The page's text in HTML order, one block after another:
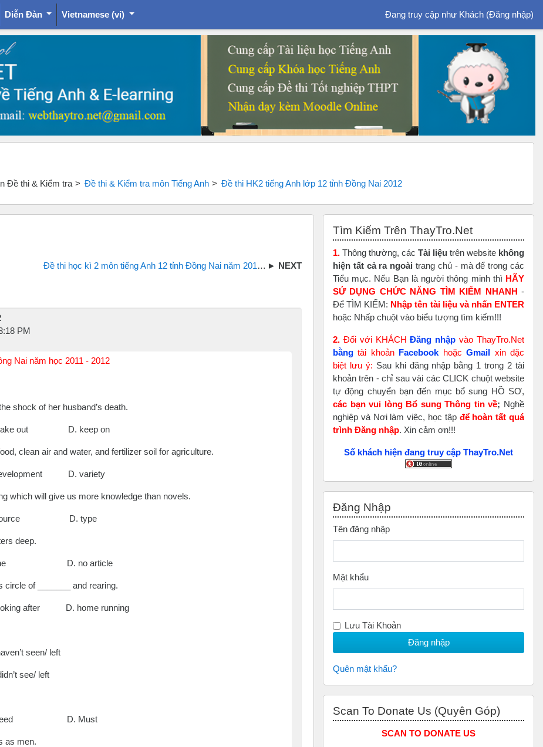
Diễn Đàn Vietnamese ‎(vi)‎ Đang truy cập như Khách (Đăng nhập)
Đề thi & Kiểm tra Đề thi & Kiểm tra môn Tiếng Anh Đề thi HK2 tiếng Anh lớp 12 tỉnh Đồng Nai 2012
Đề thi học kì 2 môn tiếng Anh 12 tỉnh Đồng Nai năm 2017
PM
Nai năm học 2011 - 2012
shock of her husband’s death.
out D. keep on
clean air and water, and fertilizer soil for agriculture.
D. variety
which will give us more knowledge than novels.
D. type
deep.
no article
circle of _______ and rearing.
after D. home running
seen/ left
left
D. Must
as men.
Tìm Kiếm Trên ThayTro.Net
1. Thông thường, các Tài liệu trên website không
hiện tất cả ra ngoài trang chủ - mà để trong các
Tiểu mục. Nếu Bạn là người thông minh thì HÃY
SỬ DỤNG CHỨC NĂNG TÌM KIẾM NHANH -
Để TÌM KIẾM: Nhập tên tài liệu và nhấn ENTER
hoặc Nhấp chuột vào biểu tượng tìm kiếm!!!
2. Đối với KHÁCHĐăng nhập vào ThayTro.Net
bằng tài khoản Facebook hoặcGmail xin đặc
biệt lưu ý: Sau khi đăng nhập bằng 1 trong 2 tài
khoản trên - chỉ sau vài các CLICK chuột website
tự động chuyển bạn đến mục bổ sung HỒ SƠ,
các bạn vui lòng Bổ sung Thông tin về; Nghề
nghiệp và Nơi làm việc, học tập để hoàn tấtquá
trình Đăng nhập. Xin cảm ơn!!!
Số khách hiện đang truy cập ThayTro.Net
Đăng Nhập
Tên đăng nhập
Mật khẩu
Lưu Tài Khoản
Quên mật khẩu?
Scan To Donate Us (Quyên Góp)
SCAN TO DONATE US